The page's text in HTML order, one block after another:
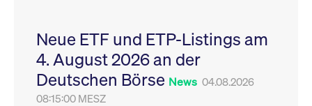
Neue ETF und ETP-Listings am
4. August 2026 an der
Deutschen Börse News 04.08.2026
08:15:00 MESZ